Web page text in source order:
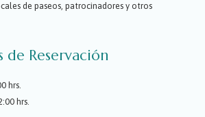
de paseos, patrocinadores y otros
de Reservación
hrs.
hrs.